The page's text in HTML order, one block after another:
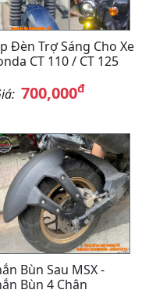
Đèn Trợ Sáng Cho Xe
CT 110 / CT 125
700,000đ
Bùn Sau MSX -
Bùn 4 Chân